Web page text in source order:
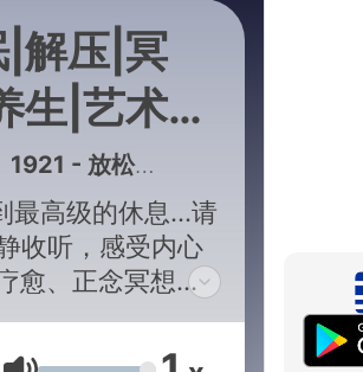
|解压|冥
生|艺术疗
|助眠音
|苏阳阳频
1921 - 放松冥想曲
最高级的休息...请
收听，感受内心
愈、正念冥想，